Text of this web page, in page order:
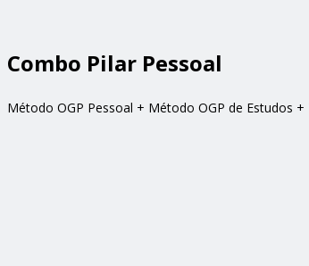
Combo Pilar Pessoal
Método OGP Pessoal + Método OGP de Estudos